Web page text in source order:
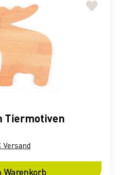
Tiermotiven
Warenkorb